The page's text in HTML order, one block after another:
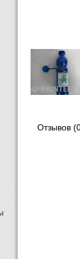
Отзывов